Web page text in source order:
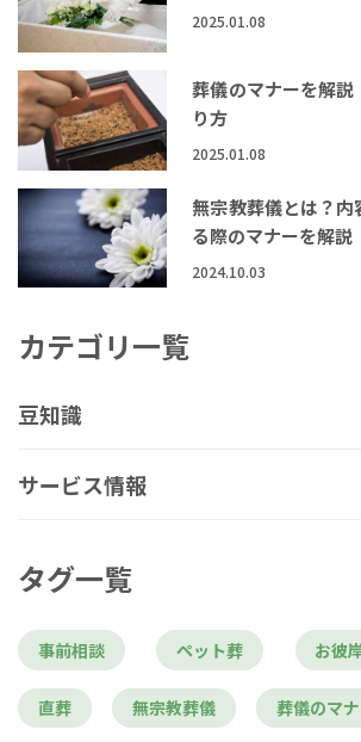
2025.01.08
葬儀のマナーを解
り方
2025.01.08
無宗教葬儀とは？
る際のマナーを解説
2024.10.03
カテゴリ一覧
豆知識
サービス情報
タグ一覧
事前相談 ペット葬 お彼
直葬 無宗教葬儀 葬儀のマ